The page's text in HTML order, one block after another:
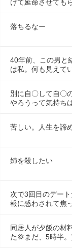
けて延命させても
落ちるなー
40年前、この男と
は私。何も見えて
別に自〇して自〇
やろうって気持ち
苦しい。人生を諦
姉を殺したい
次で3回目のデー
報に惑わされて焦
同居人が夕飯の材
た💢まだ、5時半